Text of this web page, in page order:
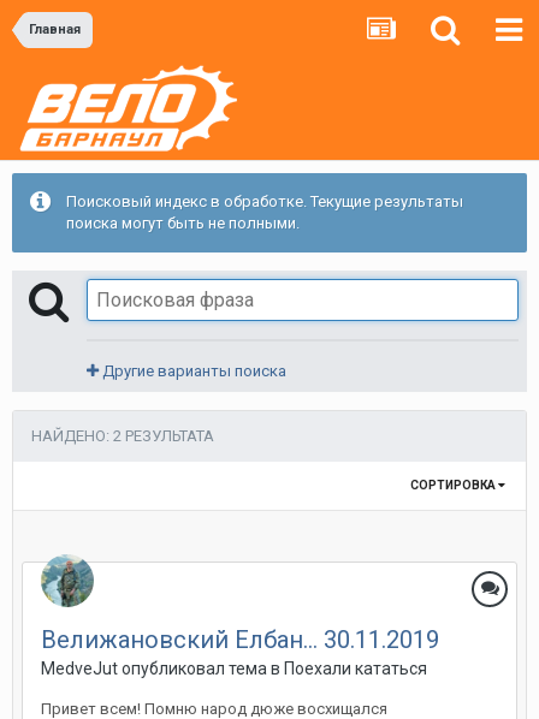
Главная
Поисковый индекс в обработке. Текущие результаты
поиска могут быть не полными.
Другие варианты поиска
НАЙДЕНО: 2 РЕЗУЛЬТАТА
СОРТИРОВКА
Велижановский Елбан... 30.11.2019
MedveJutопубликовал тема в Поехали кататься
Привет всем! Помню народ дюже восхищался